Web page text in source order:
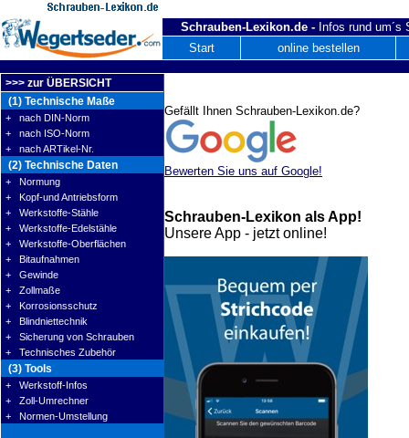
Schrauben-Lexikon.de - Infos rund um´s
Start
online bestellen
>>> zur ÜBERSICHT
(1) Technische Maße
+ nach DIN-Norm
+ nach ISO-Norm
+ nach ARTikel-Nr.
(2) Technische Daten
+ Normung
+ Kopf-und Antriebsform
+ Werkstoffe-Stähle
+ Werkstoffe-Edelstähle
+ Werkstoffe-Oberflächen
+ Bitaufnahmen
+ Gewinde
+ Zollmaße
+ Korrosionsschutz
+ Blindniettechnik
+ Sicherung von Schrauben
+ Technisches Zubehör
(3) Tools
+ Werkstoff-Infos
+ Zoll-Umrechner
+ Normen-Umstellung
Gefällt Ihnen Schrauben-Lexikon.de?
Bewerten Sie uns auf Google!
Schrauben-Lexikon als App!
Unsere App - jetzt online!